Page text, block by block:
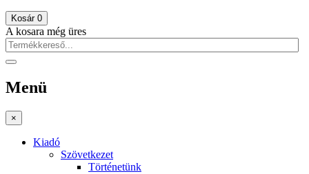
Kosár 0
A kosara még üres
Menü
×
Kiadó
Szövetkezet
Történetünk